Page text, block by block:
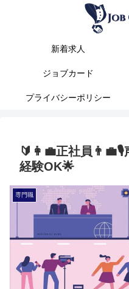
新着求人
ジョブカード
プライバシーポリシー
🔰👩‍💼正社員
経験OK🌟
専門職